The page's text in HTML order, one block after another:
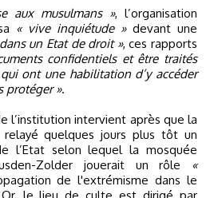
aux musulmans », l’organisation
« vive inquiétude »devant une
un Etat de droit », ces rapports
confidentiels et être traités
ont une habilitation d’y accéder
protéger ».
l’institution intervient après que la
relayé quelques jours plus tôt un
l’Etat selon lequel la mosquée
Zolder jouerait un rôle
«
de l'extrémisme dans le